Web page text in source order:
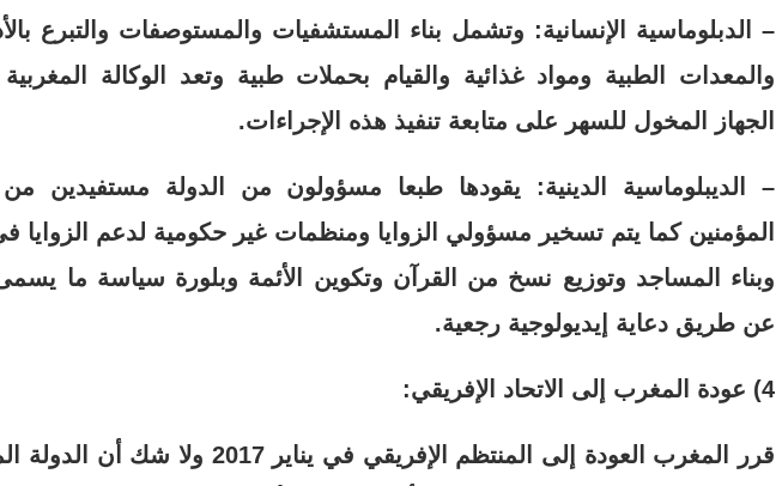
– الدبلوماسية الإنسانية: وتشمل بناء المستشفيات والمستوصفات والتبرع
والمعدات الطبية ومواد غذائية والقيام بحملات طبية وتعد الوكالة
الجهاز المخول للسهر على متابعة تنفيذ هذه الإجراءات.
– الديبلوماسية الدينية: يقودها طبعا مسؤولون من الدولة مستفيدين
المؤمنين كما يتم تسخير مسؤولي الزوايا ومنظمات غير حكومية لدعم الزوايا في
وبناء المساجد وتوزيع نسخ من القرآن وتكوين الأئمة وبلورة سياسة ما
عن طريق دعاية إيديولوجية رجعية.
4) عودة المغرب إلى الاتحاد الإفريقي:
قرر المغرب العودة إلى المنتظم الإفريقي في